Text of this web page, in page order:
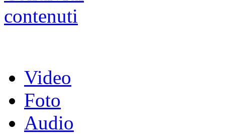
Video
Foto
Audio